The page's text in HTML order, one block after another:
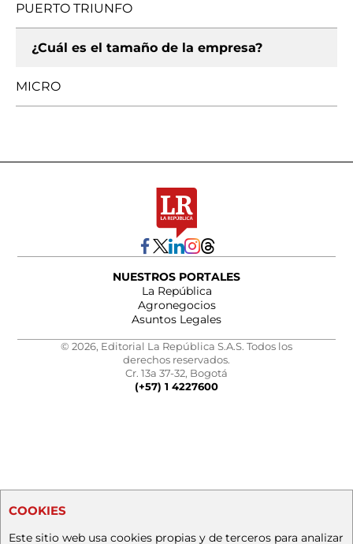
PUERTO TRIUNFO
¿Cuál es el tamaño de la empresa?
MICRO
NUESTROS PORTALES
La República
Agronegocios
Asuntos Legales
© 2026, Editorial La República S.A.S. Todos los
derechos reservados.
Cr. 13a 37-32, Bogotá
(+57) 1 4227600
COOKIES
Este sitio web usa cookies propias y de terceros para analizar